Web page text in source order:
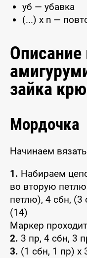
уб — убавка
(...) x n —
Описание
зайка
Мордочка
Начинаем
1. Набираем
во вторую
петлю), 4 сбн, (3
(14)
Маркер
2. 3 пр, 4 сбн, 3
3. (1 сбн, 1 пр) x